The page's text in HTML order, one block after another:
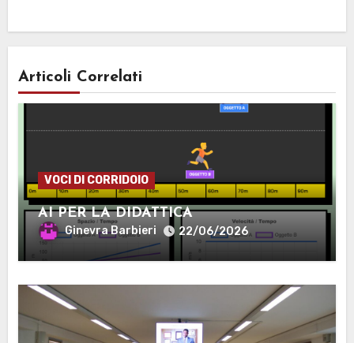
Articoli Correlati
VOCI DI CORRIDOIO
AI PER LA DIDATTICA
Ginevra Barbieri 22/06/2026